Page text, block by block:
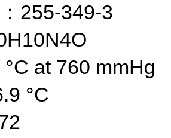
255-349-3
at 760 mmHg
°C